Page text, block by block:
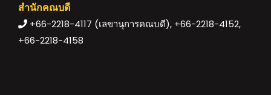
สำนักคณบดี
+66-2218-4117 (เลขานุการคณบดี), +66-2218-4152,
+66-2218-4158